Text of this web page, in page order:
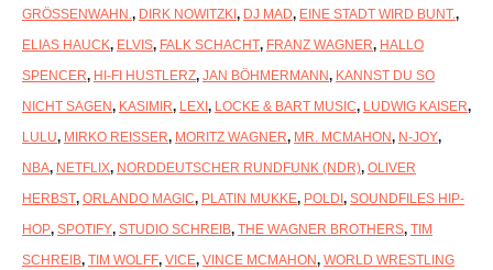
GRÖSSENWAHN., DIRK NOWITZKI , DJ MAD, EINE STADT WIRD BUNT.,
ELIAS HAUCK, ELVIS, FALK SCHACHT, FRANZ WAGNER, HALLO
SPENCER, HI-FI HUSTLERZ, JAN BÖHMERMANN, KANNST DU SO
NICHT SAGEN, KASIMIR, LEXI , LOCKE & BART MUSIC, LUDWIG KAISER,
LULU, MIRKO REISSER, MORITZ WAGNER, MR. MCMAHON, N-JOY,
NBA, NETFLIX, NORDDEUTSCHER RUNDFUNK (NDR), OLIVER
HERBST, ORLANDO MAGIC, PLATIN MUKKE, POLDI , SOUNDFILES HIP-
HOP, SPOTIFY, STUDIO SCHREIB, THE WAGNER BROTHERS, TIM
SCHREIB, TIM WOLFF, VICE, VINCE MCMAHON, WORLD WRESTLING